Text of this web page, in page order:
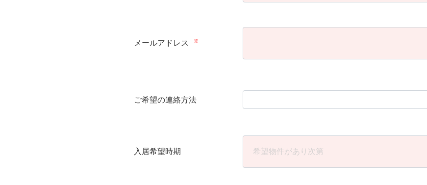
メールアドレス ※
ご希望の連絡方法
入居希望時期